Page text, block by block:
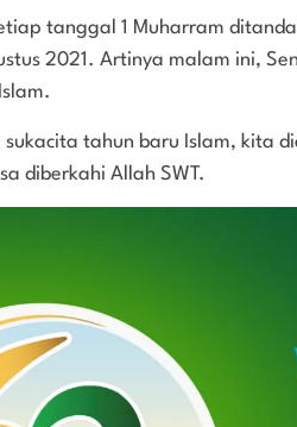
tanggal 1 Muharram
2021. Artinya malam ini,
tahun baru Islam, kita
diberkahi Allah SWT.